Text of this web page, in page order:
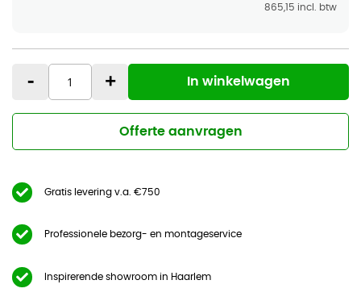
865,15
- + In winkelwagen
Offerte aanvragen
Gratis levering v.a. €750
Professionele bezorg- en montageservice
Inspirerende showroom in Haarlem